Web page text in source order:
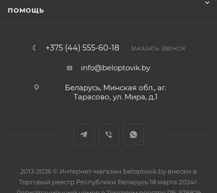
ПОМОЩЬ
+375 (44) 555-60-18 ЗАКАЗАТЬ ЗВОНОК
info@beloptovik.by
Беларусь, Минская обл., аг.
Тарасово, ул. Мира, д.1
2013-2026 © Интернет-магазин beloptovik.by внесен в
Торговый реестр Республики Беларусь 18 марта 2024г.